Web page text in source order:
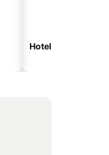
Hoteli sa parkingom